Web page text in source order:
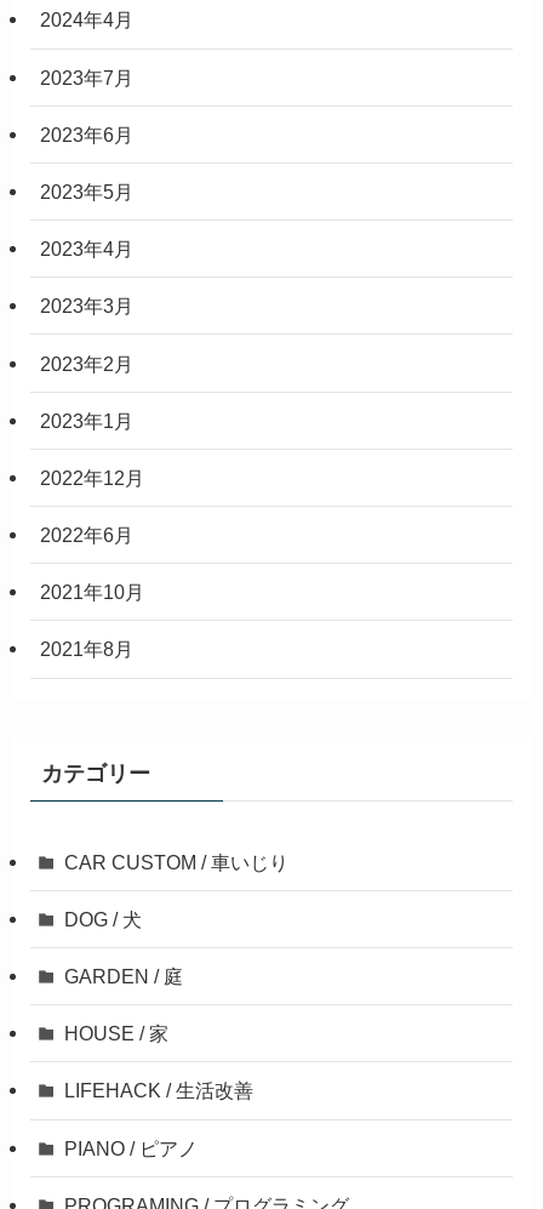
2024年4月
2023年7月
2023年6月
2023年5月
2023年4月
2023年3月
2023年2月
2023年1月
2022年12月
2022年6月
2021年10月
2021年8月
カテゴリー
CAR CUSTOM / 車いじり
DOG / 犬
GARDEN / 庭
HOUSE / 家
LIFEHACK / 生活改善
PIANO / ピアノ